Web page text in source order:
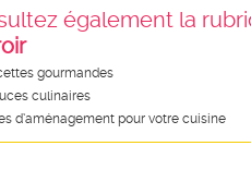
également la
gourmandes
culinaires
d’aménagement pour votre cuisine